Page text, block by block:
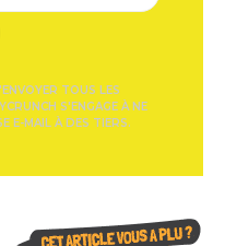
TOUS LES
S'ENGAGE À NE
E-MAIL À DES TIERS.